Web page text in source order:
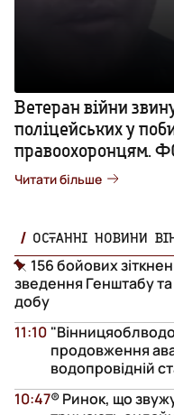
Ветеран війни
поліцейських у
правоохоронцям.
Читати більше
ОСТАННІ НОВИНИ
156 бойових
зведення Генштабу
добу
продовження
водопровідній
11:10
® Ринок, що
10:47